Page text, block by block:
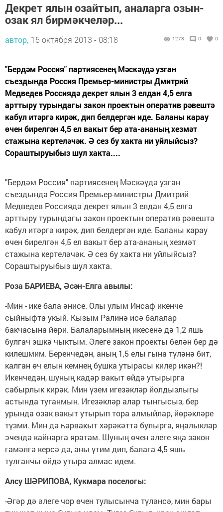
Декрет ялын озайтып, аналарга озын-
озак ял бирмәкчеләр...
автор, 15 октября 2013 - 08:18 1273 0 0
"Бердәм Россия" партиясенең Мәскәүдә узган
съездында Россия Премьер-министры Дмитрий
Медведев Россиядә декрет ялын 3 елдан 4,5 елга
арттыру турындагы закон проектын оператив рәвештә
кабул итәргә кирәк, дип белдергән иде. Баланы карау
өчен бирелгән 4,5 ел вакыт бер ата-ананың хезмәт
стажына кертеләчәк. Ә сез бу хакта ни уйлыйсыз?
Сораштыруыбыз шул хакта....
"Бердәм Россия" партиясенең Мәскәүдә узган
съездында Россия Премьер-министры Дмитрий
Медведев Россиядә декрет ялын 3 елдан 4,5 елга
арттыру турындагы закон проектын оператив рәвештә
кабул итәргә кирәк, дип белдергән иде. Баланы карау
өчен бирелгән 4,5 ел вакыт бер ата-ананың хезмәт
стажына кертеләчәк. Ә сез бу хакта ни уйлыйсыз?
Сораштыруыбыз шул хакта.
Роза БАРИЕВА, Әсән-Елга авылы:
-Мин - ике бала әнисе. Олы улым Инсаф икенче
сыйныфта укый. Кызым Ралинә исә балалар
бакчасына йөри. Балаларымның икесенә дә 1,2 яшь
булгач эшкә чыктым. Әлеге закон проекты белән бер дә
килешмим. Беренчедән, аның 1,5 елы гына түләнә бит,
калган өч елын кемнең бушка утырасы килер икән?!
Икенчедән, шуның кадәр вакыт өйдә утырырга
сабырлык кирәк. Мин үзем игезәкләр йолдызлыгы
астында туганмын. Игезәкләр алар тынгысыз, бер
урында озак вакыт утырып тора алмыйлар, йөрәкләре
түзми. Мин дә һәрвакыт хәрәкәттә булырга, яңалыклар
эчендә кайнарга яратам. Шуның өчен әлеге яңа закон
гамәлгә керсә дә, аны үтим дип, балага 4,5 яшь
тулганчы өйдә утыра алмас идем.
Алсу ШӘРИПОВА, Кукмара поселогы:
-Әгәр дә әлеге чор өчен тулысынча түләнсә, мин бары